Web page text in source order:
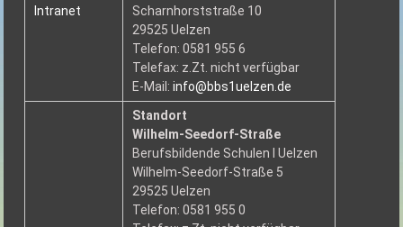
Intranet
Scharnhorststraße 10
29525 Uelzen
Telefon: 0581 955 6
Telefax: z.Zt. nicht verfügbar
E-Mail:info@bbs1uelzen.de
Standort
Wilhelm-Seedorf-Straße
Berufsbildende Schulen I Uelzen
Wilhelm-Seedorf-Straße 5
29525 Uelzen
Telefon: 0581 955 0